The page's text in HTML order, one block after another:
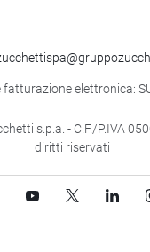
s.p.a. - C.F./P.IVA
diritti riservati
fatturazione elettronica: